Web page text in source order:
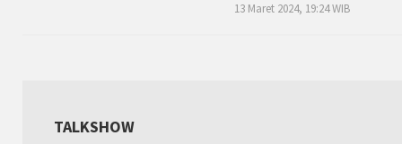
13 Maret 2024, 19:24 WIB
TALKSHOW